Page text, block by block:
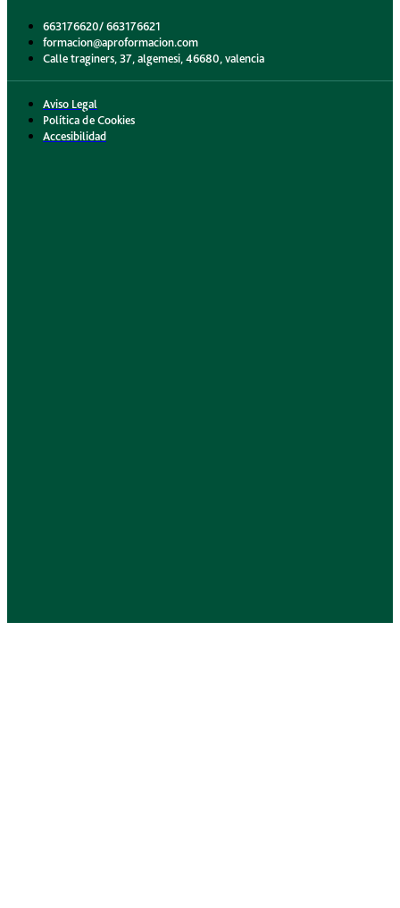
663176620/ 663176621
formacion@aproformacion.com
Calle traginers, 37, algemesi, 46680, valencia
Aviso Legal
Política de Cookies
Accesibilidad